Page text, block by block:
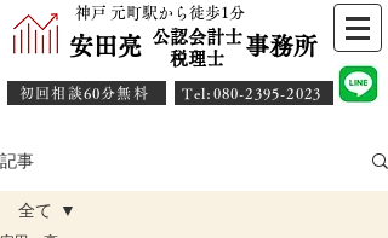
神戸 元町駅から徒歩1分
安田亮 事務所
公認会計士
​税理士
初回相談60分無料 ​Tel:080-2395-2023
記事
全て